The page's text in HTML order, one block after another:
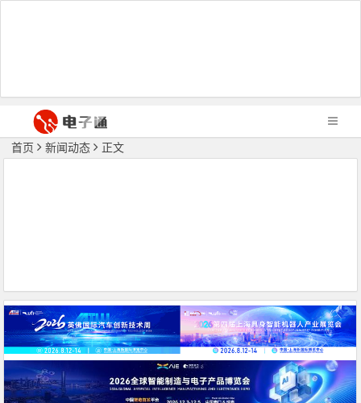
首页 新闻动态 正文